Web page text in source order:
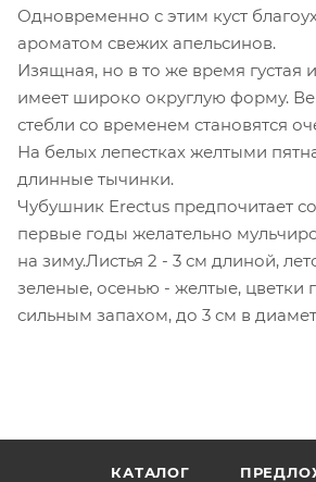
Одновременно с этим куст
ароматом свежих апельсинов.
Изящная, но в то же время густая
имеет широко округлую форму.
стебли со временем становятся
На белых лепестках желтыми
длинные тычинки.
Чубушник Erectus предпочитает
первые годы желательно
на зиму.Листья 2 - 3 см длиной,
зеленые, осенью - желтые, цветки
сильным запахом, до 3 см в
КАТАЛОГ